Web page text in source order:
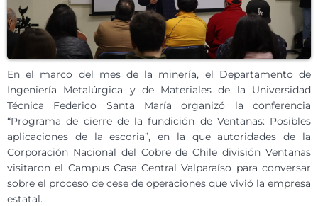
En el marco del mes de la minería, el Departamento de
Ingeniería Metalúrgica y de Materiales de la Universidad
Técnica Federico Santa María organizó la conferencia
“Programa de cierre de la fundición de Ventanas: Posibles
aplicaciones de la escoria”, en la que autoridades de la
Corporación Nacional del Cobre de Chile división Ventanas
visitaron el Campus Casa Central Valparaíso para conversar
sobre el proceso de cese de operaciones que vivió la empresa
estatal.